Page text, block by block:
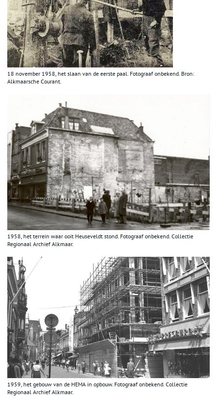
18 november 1958, het slaan van de eerste paal. Fotograaf onbekend. Bron:
Alkmaarsche Courant.
1958, het terrein waar ooit Heuseveldt stond. Fotograaf onbekend. Collectie
Regionaal Archief Alkmaar.
1959, het gebouw van de HEMA in opbouw. Fotograaf onbekend. Collectie
Regionaal Archief Alkmaar.